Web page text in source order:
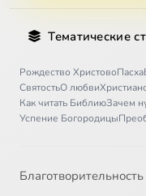
Тематические
Рождество ХристовоПасха
СвятостьО любви
Как читать БиблиюЗачем
Успение Богородицы
Благотворительность